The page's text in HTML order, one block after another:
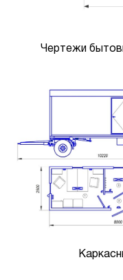
Чертежи